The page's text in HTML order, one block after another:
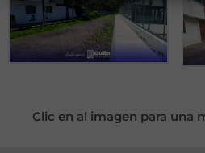
Clic en al imagen para una